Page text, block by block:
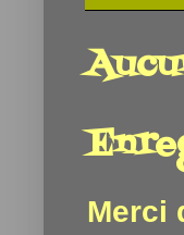
Merci